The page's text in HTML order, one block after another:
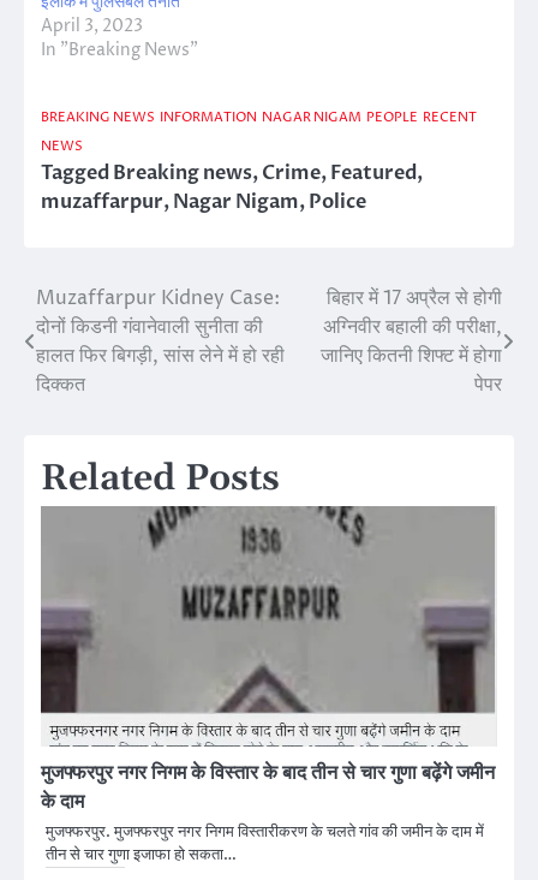
April 3, 2023
In "Breaking News"
BREAKING NEWS INFORMATION NAGAR NIGAM PEOPLE RECENT
NEWS
TaggedBreaking news,Crime,Featured,
muzaffarpur,Nagar Nigam,Police
Post
navigation
Muzaffarpur Kidney Case:
दोनों किडनी गंवानेवाली सुनीता की
हालत फिर बिगड़ी, सांस लेने में हो रही
दिक्‍कत
बिहार में 17 अप्रैल से होगी
अग्निवीर बहाली की परीक्षा,
जानिए कितनी शिफ्ट में होगा
पेपर
Related Posts
मुजफ्फरपुर नगर निगम के विस्तार के बाद तीन से चार गुणा बढ़ेंगे जमीन
के दाम
मुजफ्फरपुर. मुजफ्फरपुर नगर निगम विस्तारीकरण के चलते गांव की जमीन के दाम में
तीन से चार गुणा इजाफा हो सकता…